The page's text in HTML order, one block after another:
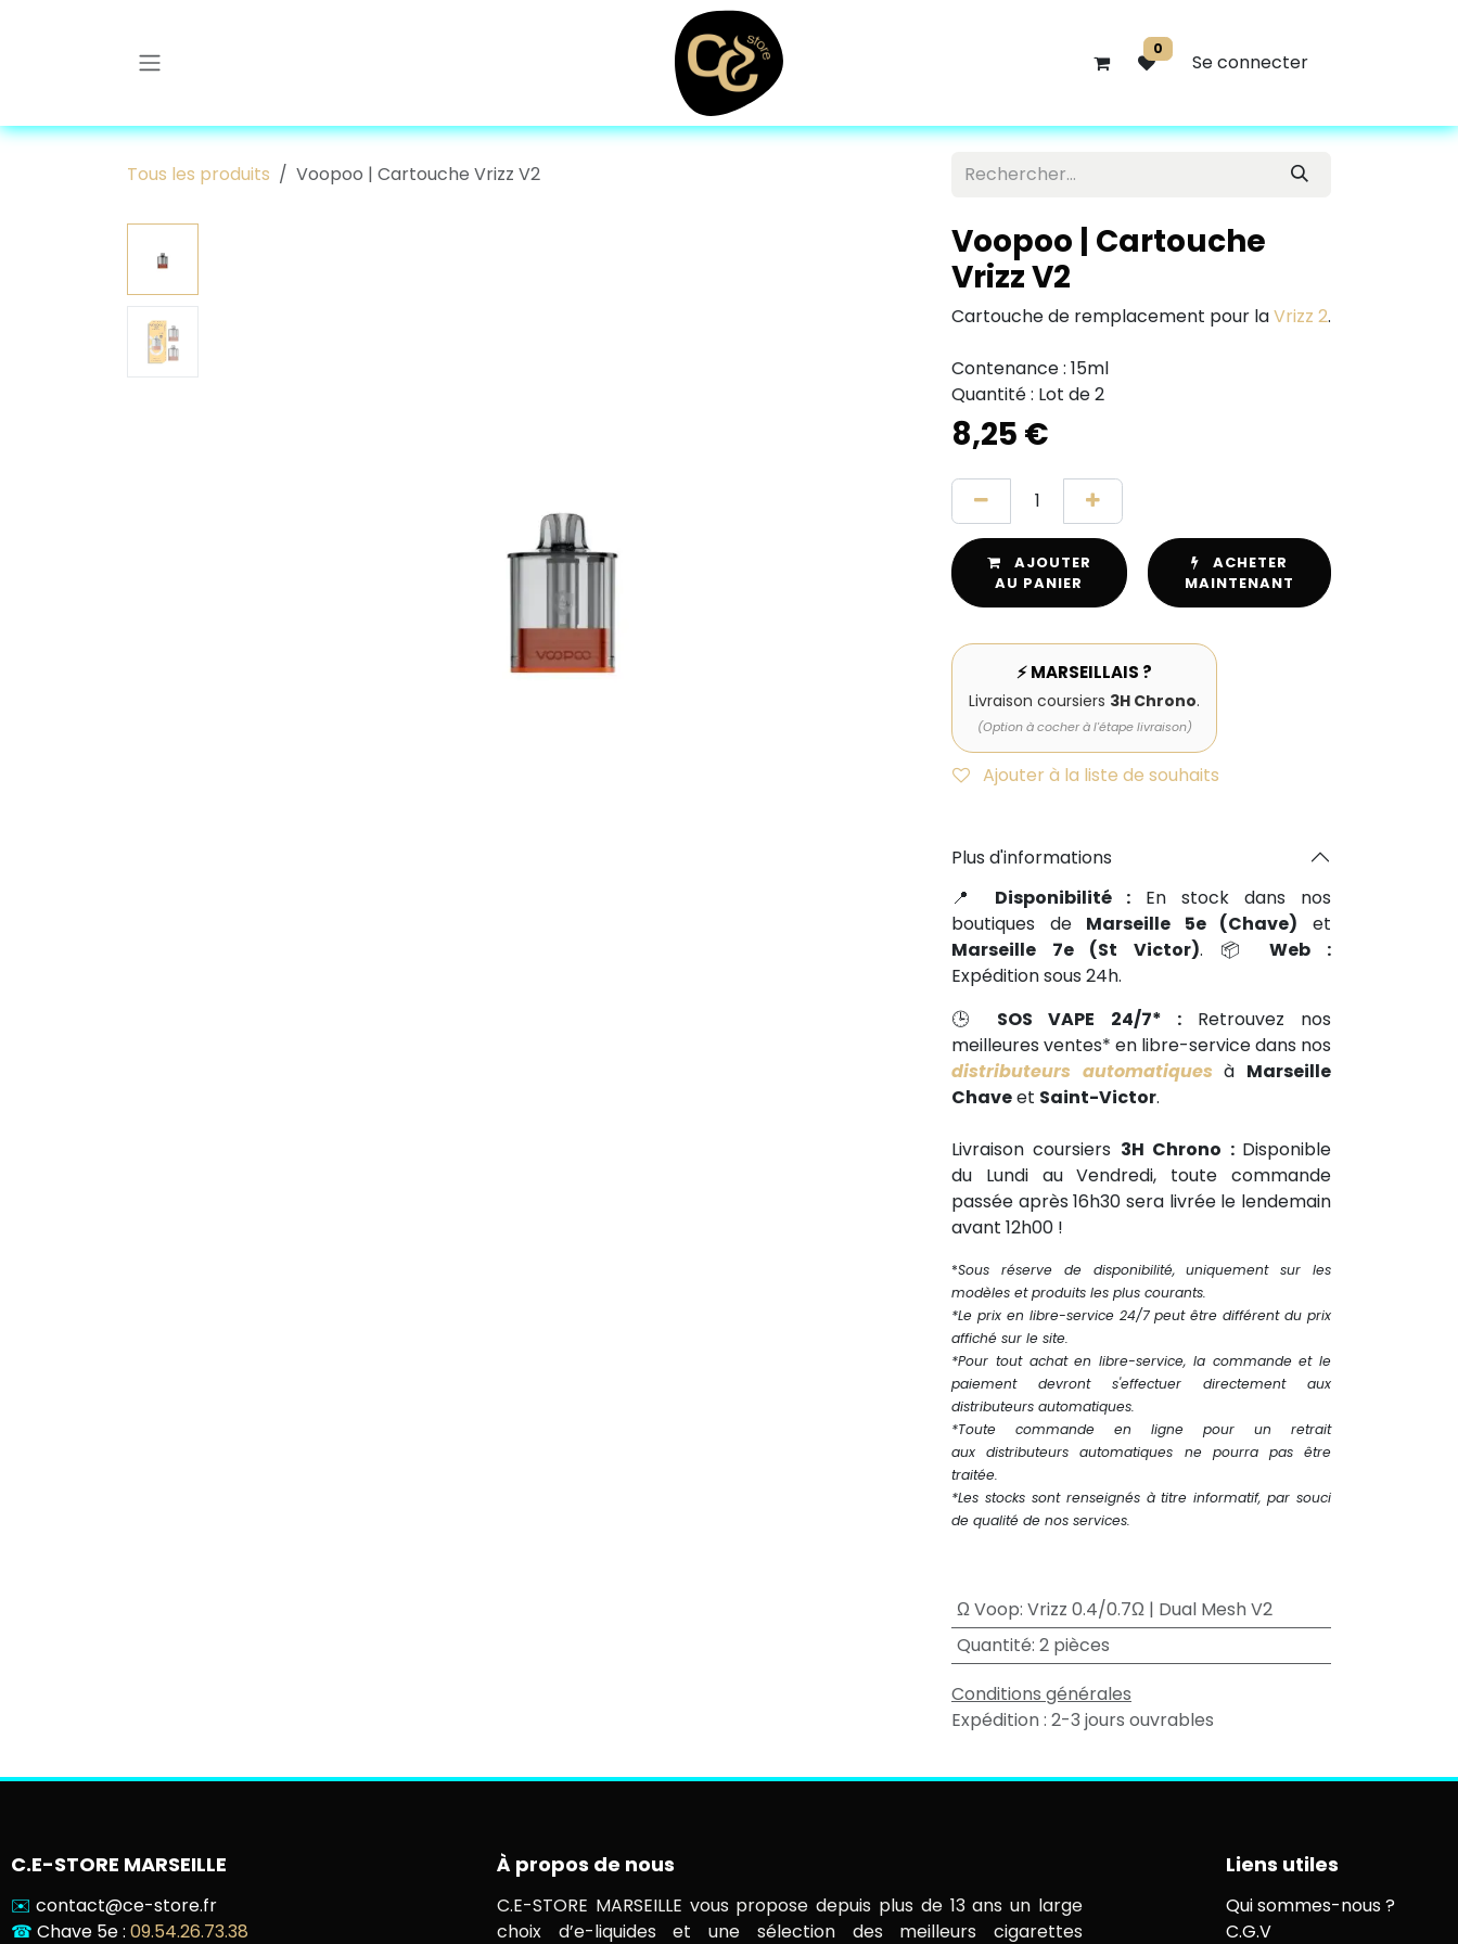
0
Se connecter
Tous les produits Voopoo | Cartouche Vrizz V2
Voopoo | Cartouche
Vrizz V2
Cartouche de remplacement pour laVrizz 2.
Contenance : 15ml
Quantité : Lot de 2
8,25 €
AJOUTER
AU PANIER
ACHETER
MAINTENANT
⚡ MARSEILLAIS ?
Livraison coursiers 3H Chrono.
(Option à cocher à l'étape livraison)
Ajouter à la liste de souhaits
Plus d'informations
📍 Disponibilité : En stock dans nos
boutiques de Marseille 5e (Chave) et
Marseille 7e (St Victor). 📦Web :
Expédition sous 24h.
🕒 SOS VAPE 24/7* :Retrouvez nos
meilleures ventes* en libre-service dans nos
distributeurs automatiques à Marseille
Chaveet Saint-Victor.
Livraison coursiers 3H Chrono : Disponible
du Lundi au Vendredi, toute commande
passée après 16h30 sera livrée le lendemain
avant 12h00 !
*Sous réserve de disponibilité, uniquement sur les
modèles et produits les plus courants.
*Le prix en libre-service 24/7 peut être différent du prix
affiché sur le site.
*Pour tout achat en libre-service, la commande et le
paiement devront s'effectuer directement aux
distributeurs automatiques.
*Toute commande en ligne pour un retrait
aux distributeurs automatiques ne pourra pas être
traitée.
*Les stocks sont renseignés à titre informatif, par souci
de qualité de nos services.
Ω Voop: Vrizz 0.4/0.7Ω | Dual Mesh V2
Quantité: 2 pièces
Conditions générales
Expédition : 2-3 jours ouvrables
À propos de nous
C.E-STORE MARSEILLE vous propose depuis plus de 13 ans un large
choix d’e-liquides et une sélection des meilleurs cigarettes
C.E-STORE MARSEILLE
✉️ contact@ce-store.fr
☎ Chave 5e : 09.54.26.73.38
Liens utiles
Qui sommes-nous ?
C.G.V